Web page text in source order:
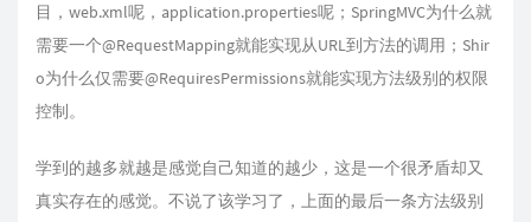
目，web.xml呢，application.properties呢；SpringMVC为什么就
需要一个@RequestMapping就能实现从URL到方法的调用；Shir
o为什么仅需要@RequiresPermissions就能实现方法级别的权限
控制。
学到的越多就越是感觉自己知道的越少，这是一个很矛盾却又
真实存在的感觉。不说了该学习了，上面的最后一条方法级别